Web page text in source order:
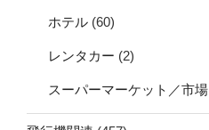
ホテル (60)
レンタカー (2)
スーパーマーケット／市場